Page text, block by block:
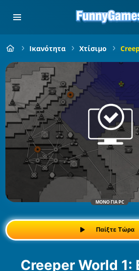
Ικανότητα Χτίσιμο
ΜΌΝΟ ΓΙΑ PC
Παίξτε Τώρα
Creeper World